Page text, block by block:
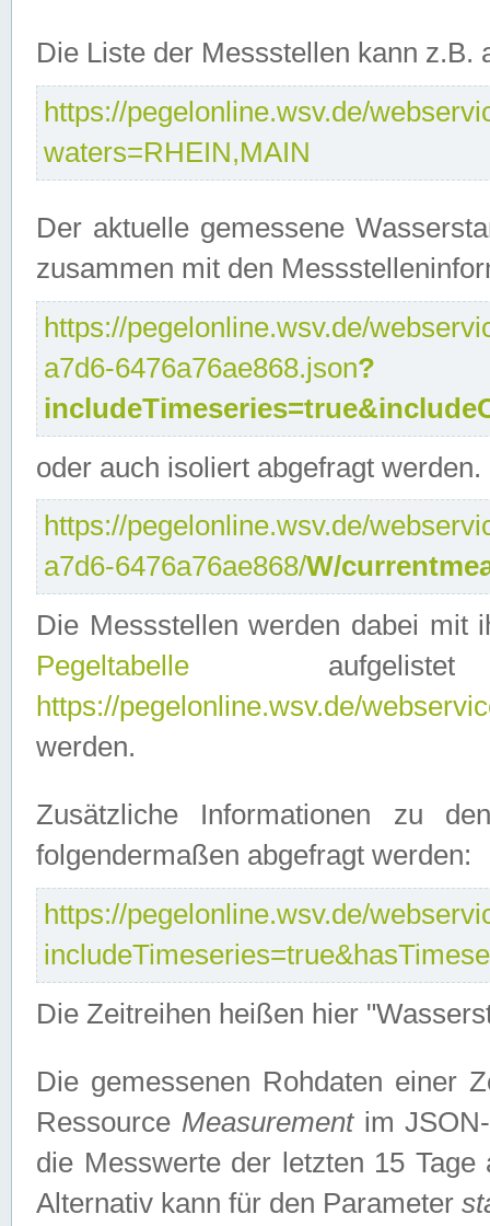
Die Liste der Messstellen kann
https://pegelonline.wsv.de/
waters=RHEIN,MAIN
Der aktuelle gemessene
zusammen mit den
https://pegelonline.wsv.de/
a7d6-6476a76ae868.json?
oder auch isoliert abgefragt werden.
https://pegelonline.wsv.de/
a7d6-6476a76ae868/W/
Die Messstellen werden dabei mit
Pegeltabelle
https://pegelonline.wsv.de/
werden.
Zusätzliche Informationen zu
folgendermaßen abgefragt werden:
https://pegelonline.wsv.de/
Die Zeitreihen heißen hier
Die gemessenen Rohdaten einer
Ressource Measurementim JSON-
die Messwerte der letzten 15
Alternativ kann für den Parameter